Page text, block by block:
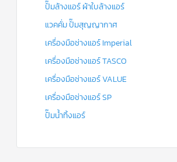
ปั๊มล้างแอร์ ผ้าใบล้างแอร์
แวคคั่ม ปั๊มสุญญากาศ
เครื่องมือช่างแอร์ Imperial
เครื่องมือช่างแอร์ TASCO
เครื่องมือช่างแอร์ VALUE
เครื่องมือช่างแอร์ SP
ปั๊มน้ำทิ้งแอร์